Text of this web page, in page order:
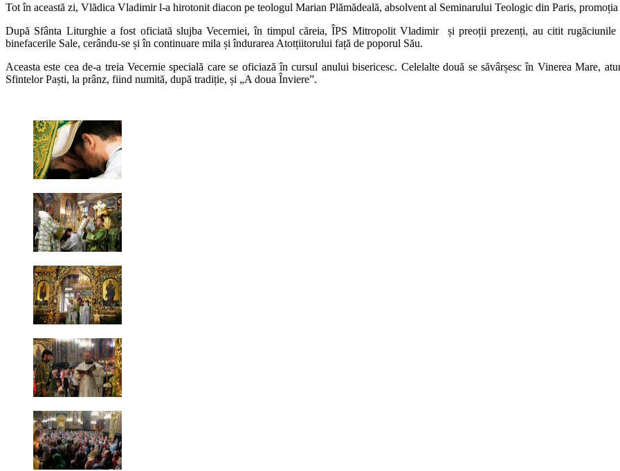
Tot în această zi, Vlădica Vladimir l-a hirotonit diacon pe teologul Marian Plămădeală, absolvent al Seminarului Teologic din Paris, promoția
După Sfânta Liturghie a fost oficiată slujba Vecerniei, în timpul căreia, ÎPS Mitropolit Vladimir și preoții prezenți, au citit rugăciunile
binefacerile Sale, cerându-se și în continuare mila și îndurarea Atotțiitorului față de poporul Său.
Aceasta este cea de-a treia Vecernie specială care se oficiază în cursul anului bisericesc. Celelalte două se săvârșesc în Vinerea Mare,
Sfintelor Paști, la prânz, fiind numită, după tradiție, și „A doua Înviere”.